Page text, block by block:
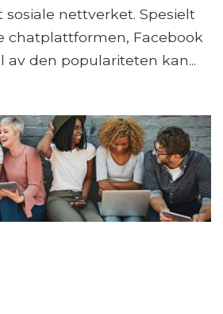
nettverket. Spesielt
chatplattformen, Facebook
av den populariteten kan...